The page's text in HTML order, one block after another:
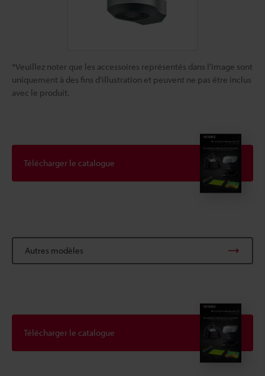
*Veuillez noter que les accessoires représentés dans l'image sont
uniquement à des fins d'illustration et peuvent ne pas être inclus
avec le produit.
Télécharger le catalogue
Autres modèles
Télécharger le catalogue